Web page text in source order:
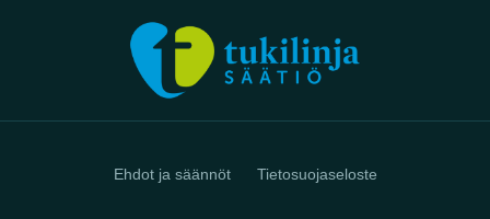
Ehdot ja säännöt Tietosuojaseloste